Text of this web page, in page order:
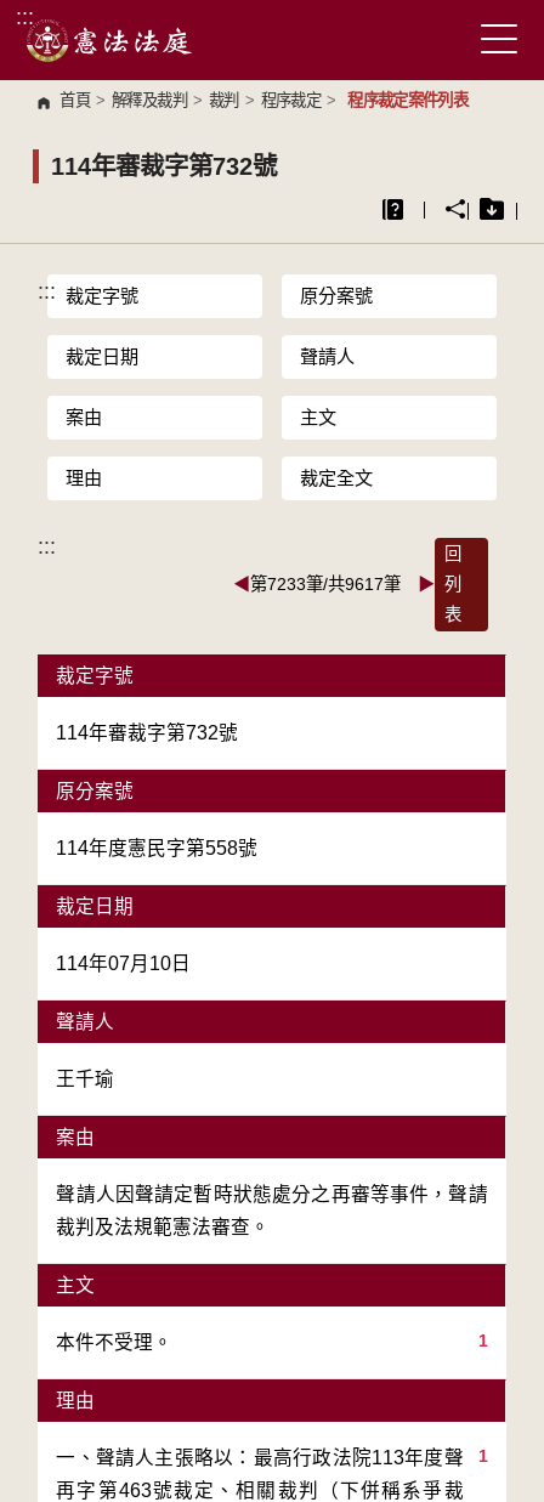
跳到主要內容區塊
:::
首頁 > 解釋及裁判 > 裁判 > 程序裁定 > 程序裁定案件列表
114年審裁字第732號
::: 裁定字號 原分案號
裁定日期 聲請人
案由 主文
理由 裁定全文
:::
◀第7233筆/共9617筆 ▶
回
列
表
裁定字號
114年審裁字第732號
原分案號
114年度憲民字第558號
裁定日期
114年07月10日
聲請人
王千瑜
案由
聲請人因聲請定暫時狀態處分之再審等事件，聲請
裁判及法規範憲法審查。
主文
1
本件不受理。
理由
1
一、聲請人主張略以：最高行政法院113年度聲
再字第463號裁定、相關裁判（下併稱系爭裁